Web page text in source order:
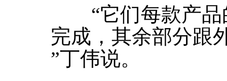
“它们每款产品
完成，其余部分跟
”丁伟说。